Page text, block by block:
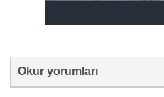
Okur yorumları